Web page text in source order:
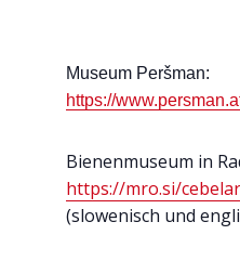
Museum Peršman:
https://
Bienenmuseum in
https://mro.si/
(slowenisch und